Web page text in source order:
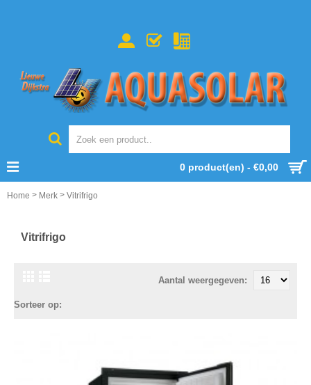
0 product(en) - €0,00
Home > Merk > Vitrifrigo
Vitrifrigo
Aantal weergegeven:
Sorteer op: